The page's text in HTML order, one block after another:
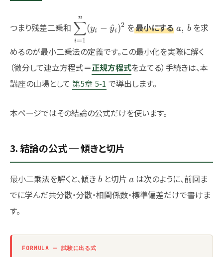
つまり残差二乗和
\displaystyle\sum_{i=1}^{n}
(y_i-\hat{y}_i)^2
i=1
∑
n
(yi − y
^i )2 を最小にする a, bを求
めるのが最小二乗法の定義です。この最小化を実際に解く
（微分して連立方程式＝正規方程式を立てる）手続きは、本
講座の山場として 第5章 5-1 で導出します。
本ページではその結論の公式だけを使います。
3. 結論の公式 ─ 傾きと切片
最小二乗法を解くと、傾き b
b と切片 a
a は次のように、前回ま
でに学んだ共分散・分散・相関係数・標準偏差だけで書けま
す。
FORMULA — 試験に出る式